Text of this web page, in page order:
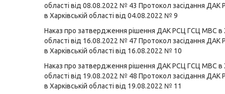
області від 08.08.2022 № 43 Протокол засідання
в Харківській області від 04.08.2022 № 9
Наказ про затвердження рішення ДАК РСЦ ГСЦ МВС в
області від 16.08.2022 № 47 Протокол засідання
в Харківській області від 16.08.2022 № 10
Наказ про затвердження рішення ДАК РСЦ ГСЦ МВС в
області від 19.08.2022 № 48 Протокол засідання
в Харківській області від 19.08.2022 № 11